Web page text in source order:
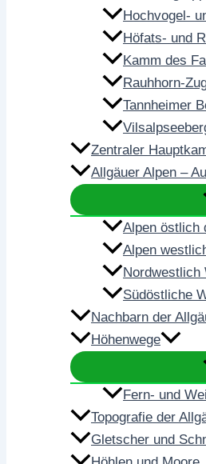
Hochvogel-
Höfats- und
Kamm des
Rauhhorn-
Tannheimer
Zentraler
Allgäuer Alpen –
Alpen östlich
Alpen
Nordwestlich
Südöstliche
Nachbarn der
Höhenwege
Fern- und
Topografie der
Gletscher und